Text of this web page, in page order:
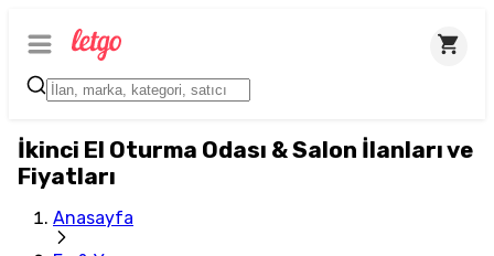
İkinci El Oturma Odası & Salon İlanları ve
Fiyatları
Anasayfa